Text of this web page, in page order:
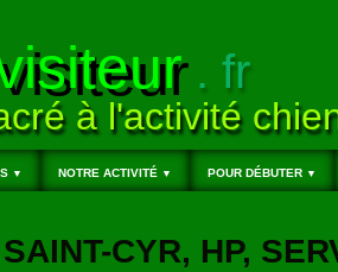
. fr
à l'activité
▼ NOTRE ACTIVITÉ ▼ POUR DÉBUTER ▼
CYR, HP,